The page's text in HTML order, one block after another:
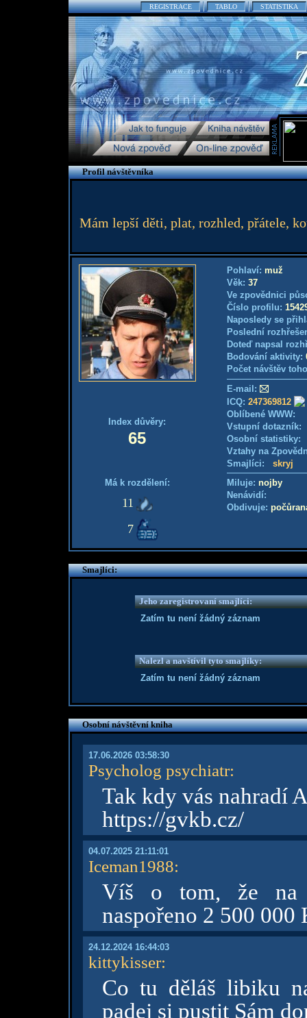
REGISTRACE TABLO STATISTIKA
Profil návštěvníka
Mám lepší děti, plat, rozhled, přátele,
Index důvěry:
65
Má k rozdělení:
11
7
Pohlaví: muž
Věk: 37
Ve zpovědnici
Číslo profilu:
Naposledy se
Poslední
Doteď napsal
Bodování aktivity:
Počet návštěv
E-mail:
ICQ: 247369812
Oblíbené WWW:
Vstupní
Osobní
Vztahy na
Smajlíci: skryj
Miluje: nojby
Nenávidí:
Obdivuje:
Smajlíci:
Jeho zaregistrovaní smajlíci:
Zatím tu není žádný záznam
Nalezl a navštívil tyto smajlíky:
Zatím tu není žádný záznam
Osobní návštěvní kniha
17.06.2026 03:58:30
Psycholog psychiatr:
Tak kdy vás nahradí
https://gvkb.cz/
04.07.2025 21:11:01
Iceman1988:
Víš o tom, že na
naspořeno 2 500 000
24.12.2024 16:44:03
kittykisser:
Co tu děláš libiku
padej si pustit Sám